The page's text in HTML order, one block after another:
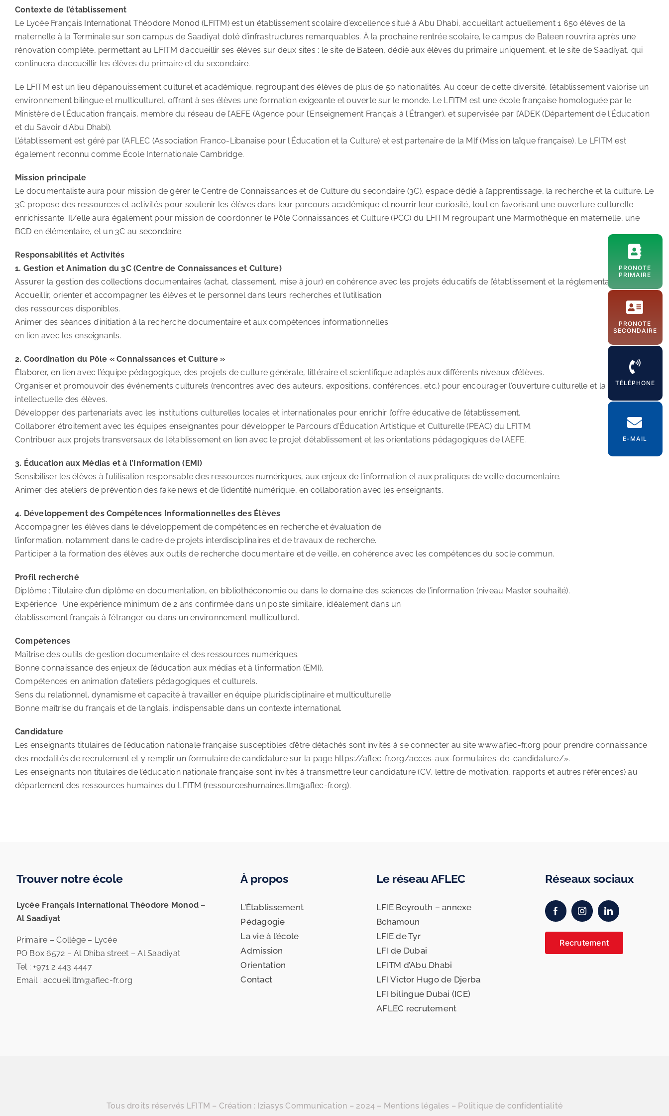
Contexte de l’établissement
Le Lycée Français International Théodore Monod (LFITM) est un établissement scolaire d’excellence situé à Abu Dhabi, accueillant actuellement 1 650 élèves de la
maternelle à la Terminale sur son campus de Saadiyat doté d’infrastructures remarquables. À la prochaine rentrée scolaire, le campus de Bateen rouvrira après une
rénovation complète, permettant au LFITM d’accueillir ses élèves sur deux sites : le site de Bateen, dédié aux élèves du primaire uniquement, et le site de Saadiyat, qui
continuera d’accueillir les élèves du primaire et du secondaire.
Le LFITM est un lieu d’épanouissement culturel et académique, regroupant des élèves de plus de 50 nationalités. Au cœur de cette diversité, l’établissement valorise un
environnement bilingue et multiculturel, offrant à ses élèves une formation exigeante et ouverte sur le monde. Le LFITM est une école française homologuée par le
Ministère de l’Éducation français, membre du réseau de l’AEFE (Agence pour l’Enseignement Français à l’Étranger), et supervisée par l’ADEK (Département de l’Éducation
et du Savoir d’Abu Dhabi).
L’établissement est géré par l’AFLEC (Association Franco-Libanaise pour l’Éducation et la Culture) et est partenaire de la Mlf (Mission laïque française). Le LFITM est
également reconnu comme École Internationale Cambridge.
Mission principale
Le documentaliste aura pour mission de gérer le Centre de Connaissances et de Culture du secondaire (3C), espace dédié à l’apprentissage, la recherche et la culture. Le
3C propose des ressources et activités pour soutenir les élèves dans leur parcours académique et nourrir leur curiosité, tout en favorisant une ouverture culturelle
enrichissante. Il/elle aura également pour mission de coordonner le Pôle Connaissances et Culture (PCC) du LFITM regroupant une Marmothèque en maternelle, une
BCD en élémentaire, et un 3C au secondaire.
Responsabilités et Activités
1. Gestion et Animation du 3C (Centre de Connaissances et Culture)
Assurer la gestion des collections documentaires (achat, classement, mise à jour) en cohérence avec les projets éducatifs de l’établissement et la réglementation locale.
Accueillir, orienter et accompagner les élèves et le personnel dans leurs recherches et l’utilisation
des ressources disponibles.
Animer des séances d’initiation à la recherche documentaire et aux compétences informationnelles
en lien avec les enseignants.
2. Coordination du Pôle « Connaissances et Culture »
Élaborer, en lien avec l’équipe pédagogique, des projets de culture générale, littéraire et scientifique adaptés aux différents niveaux d’élèves.
Organiser et promouvoir des événements culturels (rencontres avec des auteurs, expositions, conférences, etc.) pour encourager l’ouverture culturelle et la curiosité
intellectuelle des élèves.
Développer des partenariats avec les institutions culturelles locales et internationales pour enrichir l’offre éducative de l’établissement.
Collaborer étroitement avec les équipes enseignantes pour développer le Parcours d’Éducation Artistique et Culturelle (PEAC) du LFITM.
Contribuer aux projets transversaux de l’établissement en lien avec le projet d’établissement et les orientations pédagogiques de l’AEFE.
3. Éducation aux Médias et à l’Information (EMI)
Sensibiliser les élèves à l’utilisation responsable des ressources numériques, aux enjeux de l’information et aux pratiques de veille documentaire.
Animer des ateliers de prévention des fake news et de l’identité numérique, en collaboration avec les enseignants.
4. Développement des Compétences Informationnelles des Élèves
Accompagner les élèves dans le développement de compétences en recherche et évaluation de
l’information, notamment dans le cadre de projets interdisciplinaires et de travaux de recherche.
Participer à la formation des élèves aux outils de recherche documentaire et de veille, en cohérence avec les compétences du socle commun.
Profil recherché
Diplôme : Titulaire d’un diplôme en documentation, en bibliothéconomie ou dans le domaine des sciences de l’information (niveau Master souhaité).
Expérience : Une expérience minimum de 2 ans confirmée dans un poste similaire, idéalement dans un
établissement français à l’étranger ou dans un environnement multiculturel.
Compétences
Maîtrise des outils de gestion documentaire et des ressources numériques.
Bonne connaissance des enjeux de l’éducation aux médias et à l’information (EMI).
Compétences en animation d’ateliers pédagogiques et culturels.
Sens du relationnel, dynamisme et capacité à travailler en équipe pluridisciplinaire et multiculturelle.
Bonne maîtrise du français et de l’anglais, indispensable dans un contexte international.
Candidature
Les enseignants titulaires de l’éducation nationale française susceptibles d’être détachés sont invités à se connecter au site www.aflec-fr.org pour prendre connaissance
des modalités de recrutement et y remplir un formulaire de candidature sur la page https://aflec-fr.org/acces-aux-formulaires-de-candidature/».
Les enseignants non titulaires de l’éducation nationale française sont invités à transmettre leur candidature (CV, lettre de motivation, rapports et autres références) au
département des ressources humaines du LFITM (ressourceshumaines.ltm@aflec-fr.org).
Trouver notre école
Lycée Français International Théodore Monod –
Al Saadiyat
Primaire – Collège – Lycée
PO Box 6572 – Al Dhiba street – Al Saadiyat
Tel : +971 2 443 4447
Email : accueil.ltm@aflec-fr.org
À propos
L’Établissement
Pédagogie
La vie à l’école
Admission
Orientation
Contact
Le réseau AFLEC
LFIE Beyrouth – annexe
Bchamoun
LFIE de Tyr
LFI de Dubai
LFITM d’Abu Dhabi
LFI Victor Hugo de Djerba
LFI bilingue Dubai (ICE)
AFLEC recrutement
Réseaux sociaux
Recrutement
Tous droits réservés LFITM – Création : Iziasys Communication – 2024 – Mentions légales – Politique de confidentialité
PRONOTE
PRIMAIRE
PRONOTE
SECONDAIRE
TÉLÉPHONE
E-MAIL